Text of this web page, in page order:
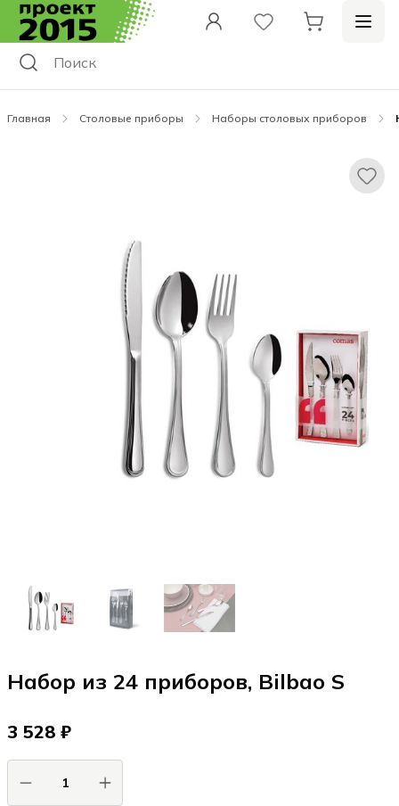
Главная Столовые приборы Наборы столовых приборов
Набор из 24 приборов, Bilbao S
3 528 ₽